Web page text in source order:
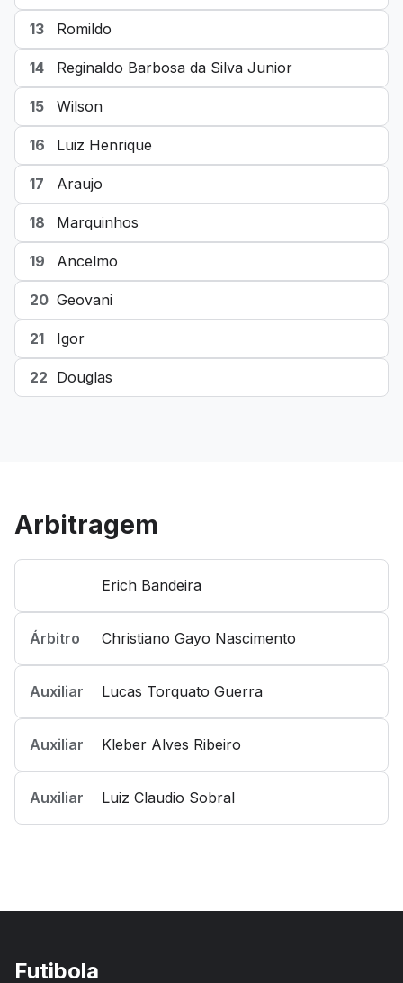
13 Romildo
14 Reginaldo Barbosa da Silva Junior
15 Wilson
16 Luiz Henrique
17 Araujo
18 Marquinhos
19 Ancelmo
20 Geovani
21 Igor
22 Douglas
Arbitragem
Erich Bandeira
Árbitro Christiano Gayo Nascimento
Auxiliar Lucas Torquato Guerra
Auxiliar Kleber Alves Ribeiro
Auxiliar Luiz Claudio Sobral
Futibola